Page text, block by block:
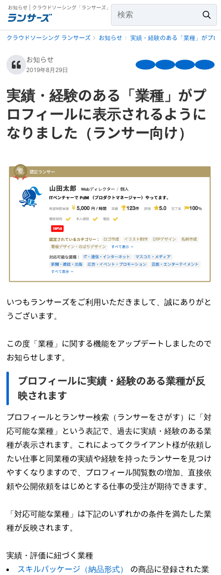
お知らせ | クラウドソーシング「ランサーズ」
クラウドソーシング ランサーズ お知らせ 実績・経験のある「業種」がプ
お知らせ
2019年8月29日
実績・経験のある「業種」がプ
ロフィールに表示されるように
なりました（ランサー向け）
いつもランサーズをご利用いただきまして、誠にありがと
うございます。
この度「業種」に関する機能をアップデートしましたので
お知らせします。
プロフィールに実績・経験のある業種が反
映されます
プロフィールとランサー検索（ランサーをさがす）に「対
応可能な業種」という表記で、過去に実績・経験のある業
種が表示されます。これによってクライアント様が依頼し
たい仕事と同業種の実績や経験を持ったランサーを見つけ
やすくなりますので、プロフィール閲覧数の増加、直接依
頼や公開依頼をはじめとする仕事の受注が期待できます。
「対応可能な業種」は下記のいずれかの条件を満たした業
種が反映されます。
実績・評価に紐づく業種
スキルパッケージ（納品形式）
の商品に登録された業